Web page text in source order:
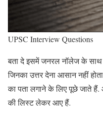
UPSC Interview Questions
बता दे इसमें जनरल नॉलेज के साथ
जिनका उत्तर देना आसान नहीं
का पता लगाने के लिए पूछे जाते
की लिस्ट लेकर आए हैं.